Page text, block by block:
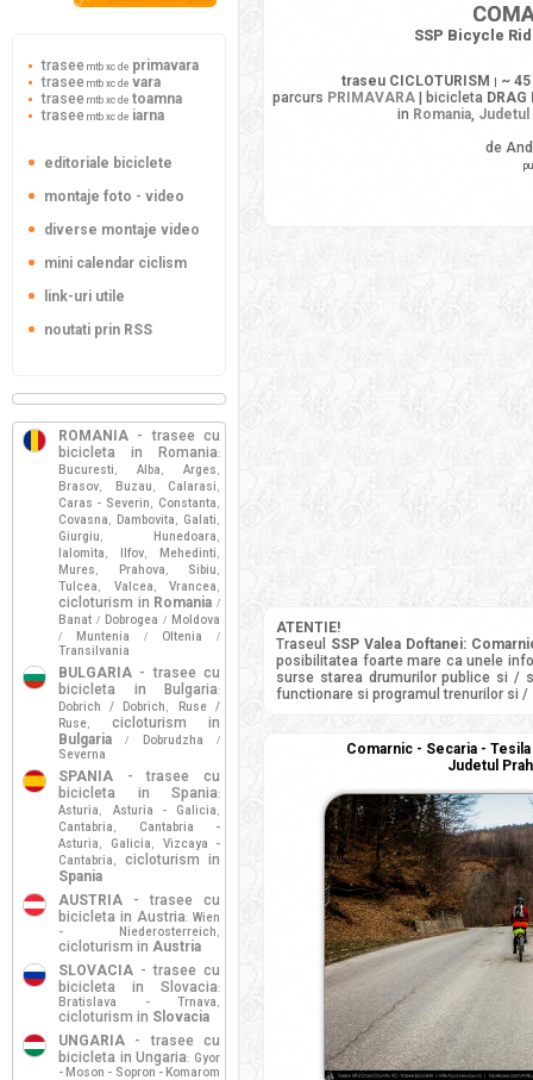
SSP Bicycle
traseu CICLOTURISM
~
parcurs PRIMAVARA | bicicleta
in Romania, Judetul
de
ATENTIE!
Traseul SSP Valea Doftanei:
posibilitatea foarte mare ca unele
surse starea drumurilor publice si /
functionare si programul trenurilor si
Comarnic - Secaria -
Judetul
trasee mtb xc de primavara
trasee mtb xc de vara
trasee mtb xc de toamna
trasee mtb xc de iarna
editoriale biciclete
montaje foto - video
diverse montaje video
mini calendar ciclism
link-uri utile
noutati prin RSS
ROMANIA - trasee cu
bicicleta in Romania:
Bucuresti , Alba , Arges ,
Brasov, Buzau , Calarasi ,
Caras - Severin , Constanta ,
Covasna , Dambovita , Galati ,
Giurgiu , Hunedoara ,
Ialomita , Ilfov, Mehedinti ,
Mures , Prahova , Sibiu ,
Tulcea , Valcea , Vrancea ,
cicloturism in Romania /
Banat / Dobrogea / Moldova
/ Muntenia / Oltenia /
Transilvania
BULGARIA - trasee cu
bicicleta in Bulgaria:
Dobrich / Dobrich ,
Ruse /
Ruse,
cicloturism in
Bulgaria
/ Dobrudzha /
Severna
SPANIA - trasee cu
bicicleta in Spania:
Asturia , Asturia - Galicia ,
Cantabria ,
Cantabria -
Asturia , Galicia ,
Vizcaya -
Cantabria ,
cicloturism in
Spania
AUSTRIA - trasee cu
bicicleta in Austria: Wien
- Niederosterreich ,
cicloturism in Austria
SLOVACIA - trasee cu
bicicleta in Slovacia:
Bratislava - Trnava ,
cicloturism in Slovacia
UNGARIA - trasee cu
bicicleta in Ungaria: Gyor
- Moson - Sopron - Komarom